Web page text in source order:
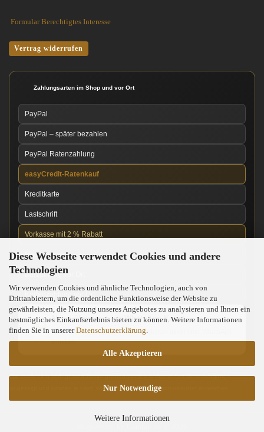
Diese Webseite verwendet Cookies und andere
Technologien
Wir verwenden Cookies und ähnliche Technologien, auch von
Drittanbietern, um die ordentliche Funktionsweise der Website zu
gewährleisten, die Nutzung unseres Angebotes zu analysieren und Ihnen ein
bestmögliches Einkaufserlebnis bieten zu können. Weitere Informationen
finden Sie in unsererDatenschutzerklärung
Alle Akzeptieren
Nur Notwendige
Weitere Informationen
Formular Berechtigtes Interesse
Vertrag widerrufen
Zahlungsarten im Shop und vor Ort
PayPal
PayPal – später bezahlen
PayPal Ratenzahlung
easyCredit-Ratenkauf
Kreditkarte
Lastschrift
Vorkasse mit 2 % Rabatt
Nachnahme
Barzahlung vor Ort
Kartenzahlung vor Ort
News über unseren WhatsApp-Kanal
Neue Messer, Angebote und Neuigkeiten direkt über WhatsApp
erhalten.
Die tatsächlich verfügbaren Zahlungsarten werden während des Bestellvorgangs
angezeigt und können je nach Warenkorb und Zahlungsdienstleister abweichen.